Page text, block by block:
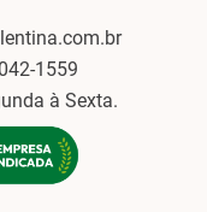
1559
à Sexta.